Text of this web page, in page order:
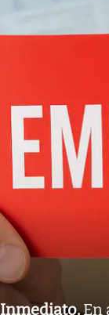
Inmediato.En